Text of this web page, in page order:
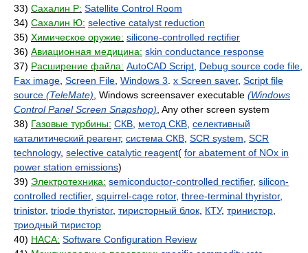
33) Сахалин Р: Satellite Control Room
34) Сахалин Ю: selective catalyst reduction
35) Химическое оружие: silicone-controlled rectifier
36) Авиационная медицина: skin conductance response
37) Расширение файла: AutoCAD Script Debug source code file
Fax image Screen File Windows 3 x Screen saver, Script file
source (TeleMate) , Windows screensaver executable (Windows
Control Panel Screen Snapshop) , Any other screen system
38) Газовые турбины: СКВ метод СКВ селективный
каталитический реагент, система СКВ SCR system SCR
technology, selective catalytic reagent( for abatement of NOx in
power station emissions)
39) Электротехника: semiconductor-controlled rectifier, silicon-
controlled rectifier, squirrel-cage rotor, three-terminal thyristor,
trinistor, triode thyristor, тиристорный блок КТУ, тринистор
триодный тиристор
40) НАСА: Software Configuration Review